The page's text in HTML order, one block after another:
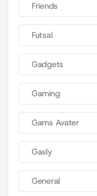
Friends
Futsal
Gadgets
Gaming
Gams Avater
Gasly
General